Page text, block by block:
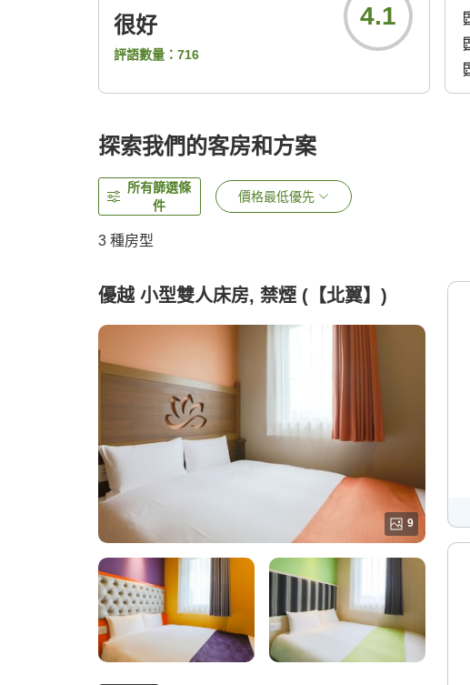
很好
評語數量： 716
4.1
探索我們的客房和方案
所有篩選條
件
價格最低優先
3 種房型
優越 小型雙人床房, 禁煙 (【北翼】)
9